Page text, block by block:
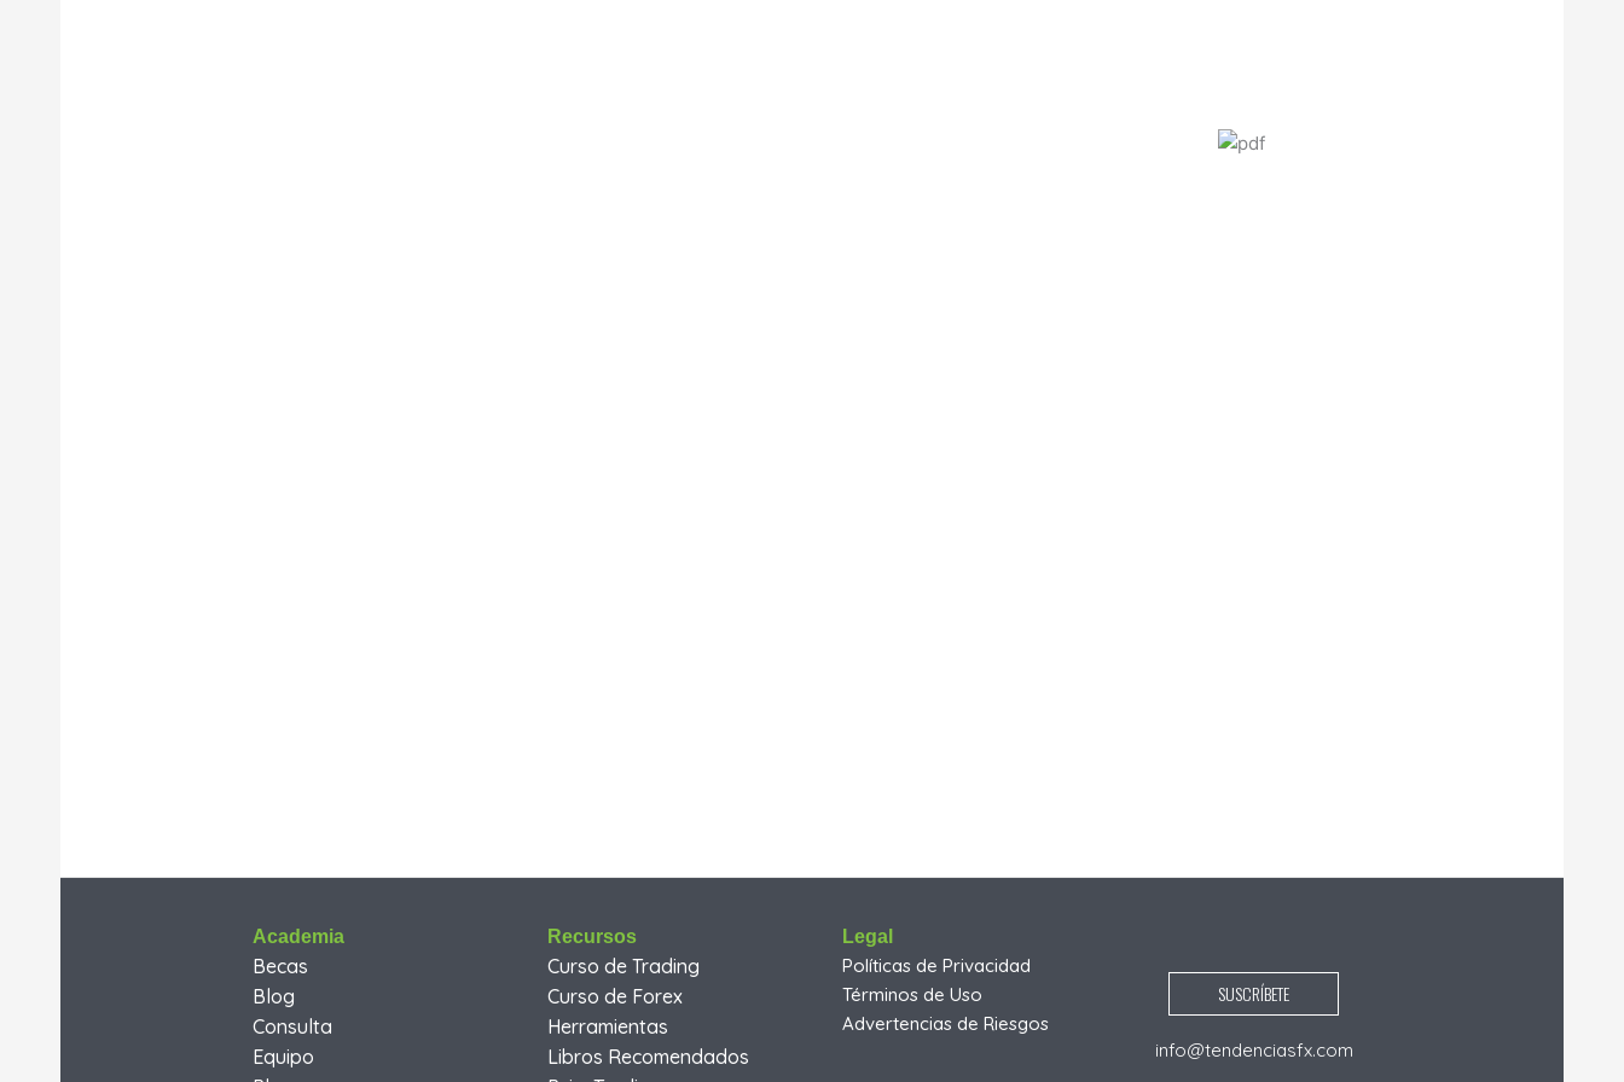
Academia
Becas
Blog
Consulta
Equipo
Recursos
Curso de Trading
Curso de Forex
Herramientas
Libros Recomendados
Legal
Políticas de Privacidad
Términos de Uso
Advertencias de Riesgos
SUSCRÍBETE
info@tendenciasfx.com